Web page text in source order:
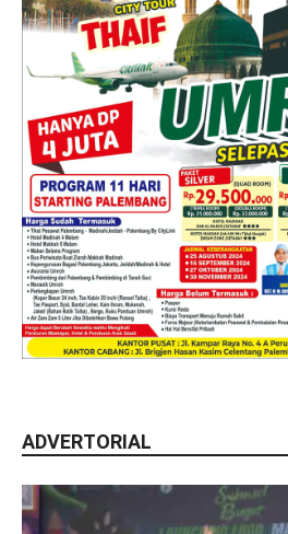
ADVERTORIAL